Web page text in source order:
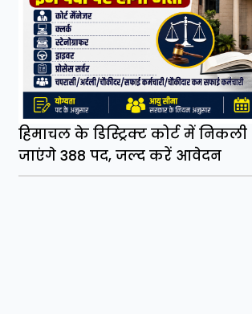
हिमाचल के डिस्ट्रिक्ट कोर्ट में निकली
जाएंगे 388 पद, जल्द करें आवेदन